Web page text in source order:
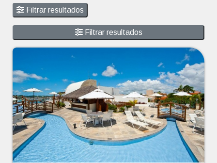
Filtrar resultados
Filtrar resultados